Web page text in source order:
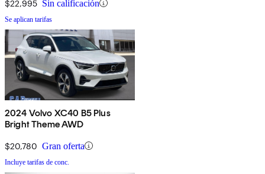
$22,995 Sin calificación
Se aplican tarifas
2024 Volvo XC40 B5 Plus
Bright Theme AWD
$20,780 Gran oferta
Incluye tarifas de conc.